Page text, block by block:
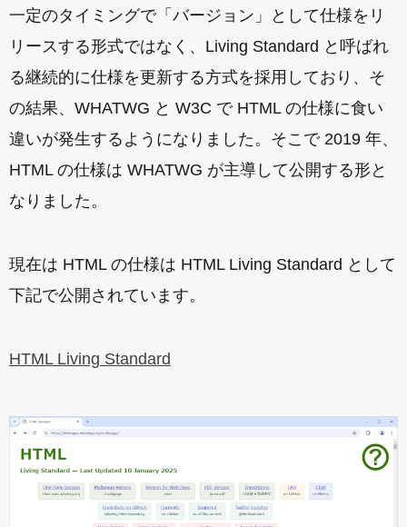
一定のタイミングで「バージョン」として仕様をリ
リースする形式ではなく、Living Standard と呼ばれ
る継続的に仕様を更新する方式を採用しており、そ
の結果、WHATWG と W3C で HTML の仕様に食い
違いが発生するようになりました。そこで 2019 年、
HTML の仕様は WHATWG が主導して公開する形と
なりました。
現在は HTML の仕様は HTML Living Standard として
下記で公開されています。
HTML Living Standard